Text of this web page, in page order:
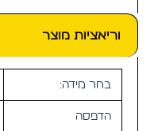
וריאציות מוצר
בחר מידה:
הדפסה